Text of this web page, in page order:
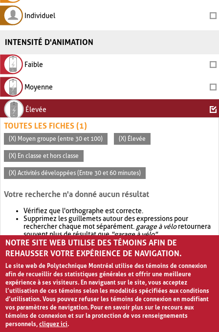
Individuel
INTENSITÉ D'ANIMATION
Faible
Moyenne
Élevée
TOUTES LES FICHES (1)
(X) Moyen groupe (entre 30 et 100) (X) Élevée
(X) En classe et hors classe
(X) Activités développées (Entre 30 et 60 minutes)
Votre recherche n'a donné aucun résultat
Vérifiez que l'orthographe est correcte.
Supprimez les guillemets autour des expressions pour
rechercher chaque mot séparément. garage à véloretournera
souvent plus de résultat que"garage à vélo".
Envisagez d'élargir votre recherche avec OR.garage OR vélo
retournera souvent plus de résultat quegarage à vélo
NOTRE SITE WEB UTILISE DES TÉMOINS AFIN DE
REHAUSSER VOTRE EXPÉRIENCE DE NAVIGATION.
Le site web de Polytechnique Montréal utilise des témoins de connexion
afin de recueillir des statistiques générales et offrir une meilleure
expérience à ses visiteurs. En naviguant sur le site, vous acceptez
l’utilisation de ces témoins selon les modalités spécifiées aux conditions
d’utilisation. Vous pouvez refuser les témoins de connexion en modifiant
vos paramètres de navigation. Pour en savoir plus sur le recours aux
témoins de connexion et sur la protection de vos renseignements
personnels,cliquez ici.